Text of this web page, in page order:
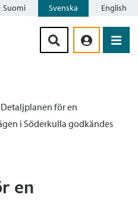
Suomi Svenska English
Detaljplanen för en
i Söderkulla godkändes
en